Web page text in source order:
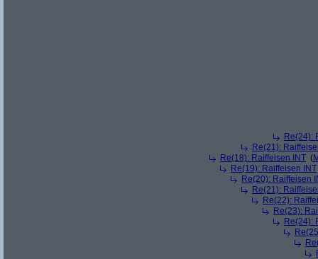
Re(24):
Re(21):
Re(18): Raiffeisen INT (
Re(19): Raiffeisen INT
Re(20): Raiffeisen
Re(21):
Re(22):
Re(23):
Re(24):